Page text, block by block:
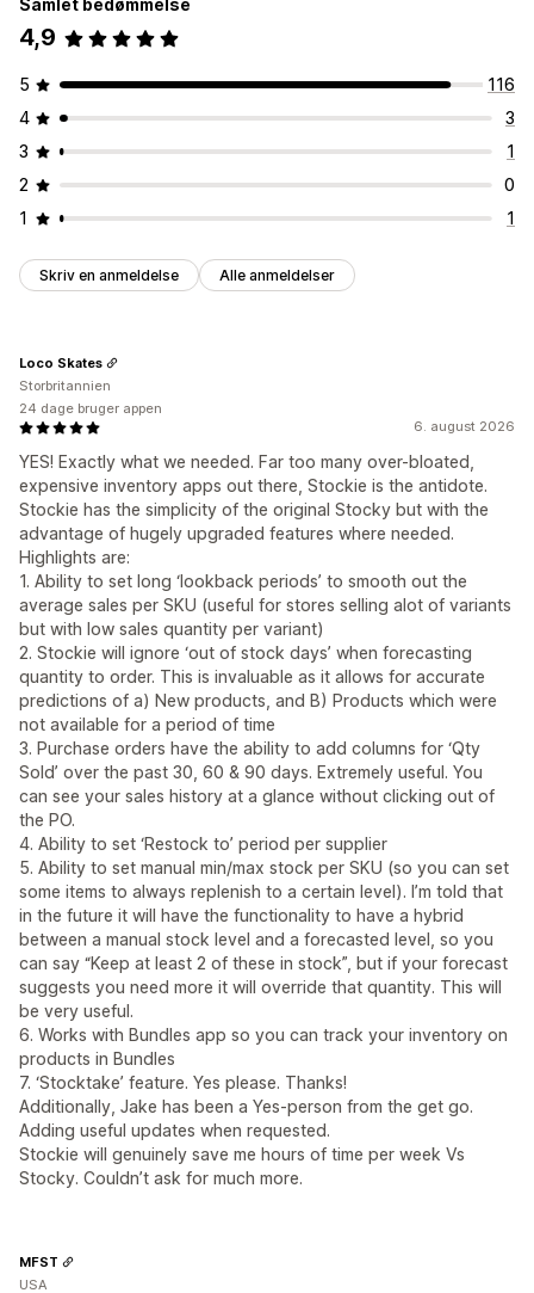
Samlet bedømmelse
4,9
5
116
4
3
3
1
2
0
1
1
Skriv en anmeldelse Alle anmeldelser
6. august 2026
YES! Exactly what we needed. Far too many over-bloated,
expensive inventory apps out there, Stockie is the antidote.
Stockie has the simplicity of the original Stocky but with the
advantage of hugely upgraded features where needed.
Highlights are:
1. Ability to set long ‘lookback periods’ to smooth out the
average sales per SKU (useful for stores selling alot of variants
but with low sales quantity per variant)
2. Stockie will ignore ‘out of stock days’ when forecasting
quantity to order. This is invaluable as it allows for accurate
predictions of a) New products, and B) Products which were
not available for a period of time
3. Purchase orders have the ability to add columns for ‘Qty
Sold’ over the past 30, 60 & 90 days. Extremely useful. You
can see your sales history at a glance without clicking out of
the PO.
4. Ability to set ‘Restock to’ period per supplier
5. Ability to set manual min/max stock per SKU (so you can set
some items to always replenish to a certain level). I’m told that
in the future it will have the functionality to have a hybrid
between a manual stock level and a forecasted level, so you
can say “Keep at least 2 of these in stock”, but if your forecast
suggests you need more it will override that quantity. This will
be very useful.
6. Works with Bundles app so you can track your inventory on
products in Bundles
7. ‘Stocktake’ feature. Yes please. Thanks!
Additionally, Jake has been a Yes-person from the get go.
Adding useful updates when requested.
Stockie will genuinely save me hours of time per week Vs
Stocky. Couldn’t ask for much more.
Loco Skates
Storbritannien
24 dage bruger appen
MFST
USA